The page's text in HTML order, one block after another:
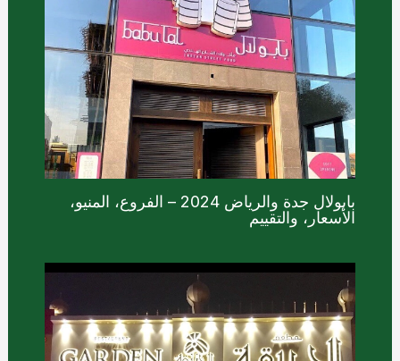
بابولال جدة والرياض 2024 – الفروع، المنيو،
الأسعار، والتقييم